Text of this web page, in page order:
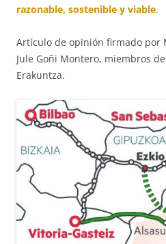
razonable, sostenible y viable.
Artículo de opinión firmado por
Jule Goñi Montero, miembros
Erakuntza.